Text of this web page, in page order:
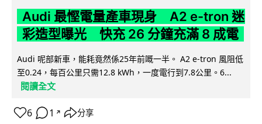
Audi 最慳電量產車現身 A2 e-tron 迷
彩造型曝光 快充 26 分鐘充滿 8 成電
Audi 呢部新車，能耗竟然係25年前嘅一半。 A2 e-tron 風阻低
至0.24，每百公里只需12.8 kWh，一度電行到7.8公里。6...
閱讀全文
6 1 ↗ 分享